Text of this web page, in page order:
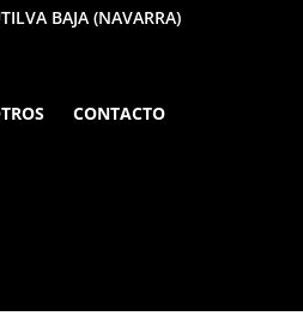
BAJA (NAVARRA)
CONTACTO